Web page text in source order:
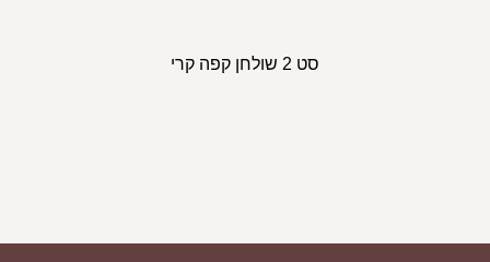
סט 2 שולחן קפה קרי
ספת פורטו